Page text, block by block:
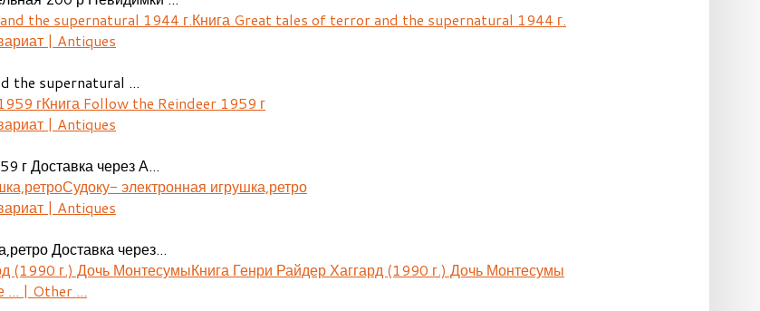
Книга Great tales of terror and the supernatural 1944 г.
| Antiques
the supernatural ...
Книга Follow the Reindeer 1959 г
| Antiques
г Доставка через А...
Судоку- электронная игрушка,ретро
| Antiques
Доставка через...
Книга Генри Райдер Хаггард (1990 г.) Дочь Монтесумы
... | Other ...